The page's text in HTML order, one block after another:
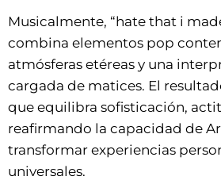
Musicalmente, “hate that i
combina elementos pop
atmósferas etéreas y una
cargada de matices. El
que equilibra sofisticación,
reafirmando la capacidad de
transformar experiencias
universales.